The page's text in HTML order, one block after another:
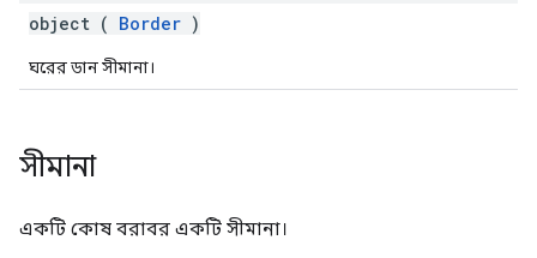
object ( Border )
ঘরের ডান সীমানা।
সীমানা
একটি কোষ বরাবর একটি সীমানা।